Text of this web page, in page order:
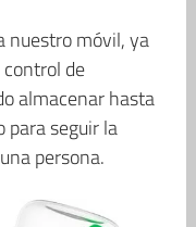
nuestro móvil, ya
de
almacenar hasta
para seguir la
persona.